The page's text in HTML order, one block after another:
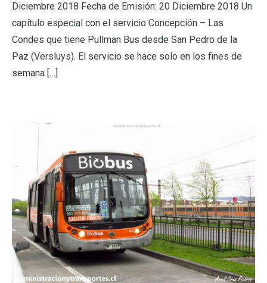
Diciembre 2018 Fecha de Emisión: 20 Diciembre 2018 Un
capítulo especial con el servicio Concepción – Las
Condes que tiene Pullman Bus desde San Pedro de la
Paz (Versluys). El servicio se hace solo en los fines de
semana […]